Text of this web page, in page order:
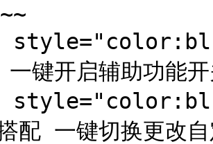
一键开启辅助功能
配 一键切换更改